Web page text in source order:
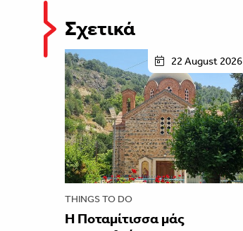
Σχετικά
22 August 2026
THINGS TO DO
Η Ποταμίτισσα μάς